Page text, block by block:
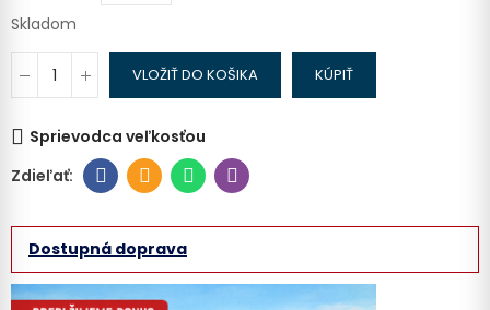
Skladom
VLOŽIŤ DO KOŠIKA KÚPIŤ
Sprievodca veľkosťou
Dostupná doprava